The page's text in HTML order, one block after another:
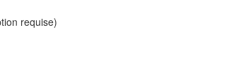
requise)